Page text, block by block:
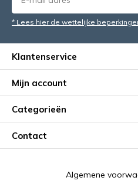
* Lees hier de wettelijke
Klantenservice
Mijn account
Categorieën
Contact
Algemene